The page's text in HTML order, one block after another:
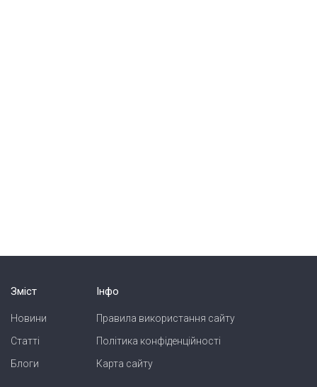
Зміст
Новини
Статті
Блоги
Інфо
Правила використання сайту
Політика конфіденційності
Карта сайту